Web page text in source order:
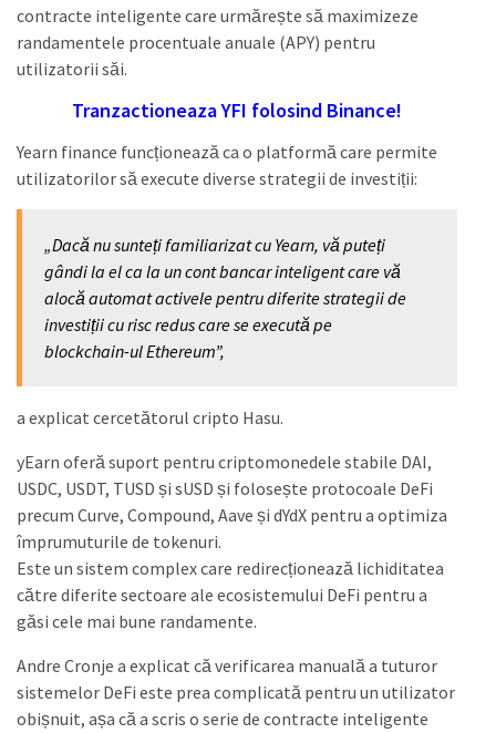
contracte inteligente care urmărește să maximizeze
randamentele procentuale anuale (APY) pentru
utilizatorii săi.
Tranzactioneaza YFI folosind Binance!
Yearn finance funcționează ca o platformă care permite
utilizatorilor să execute diverse strategii de investiții:
„Dacă nu sunteți familiarizat cu Yearn, vă puteți
gândi la el ca la un cont bancar inteligent care vă
alocă automat activele pentru diferite strategii de
investiții cu risc redus care se execută pe
blockchain-ul Ethereum”,
a explicat cercetătorul cripto Hasu.
yEarn oferă suport pentru criptomonedele stabile DAI,
USDC, USDT, TUSD și sUSD și folosește protocoale DeFi
precum Curve, Compound, Aave și dYdX pentru a optimiza
împrumuturile de tokenuri.
Este un sistem complex care redirecționează lichiditatea
către diferite sectoare ale ecosistemului DeFi pentru a
găsi cele mai bune randamente.
Andre Cronje a explicat că verificarea manuală a tuturor
sistemelor DeFi este prea complicată pentru un utilizator
obișnuit, așa că a scris o serie de contracte inteligente